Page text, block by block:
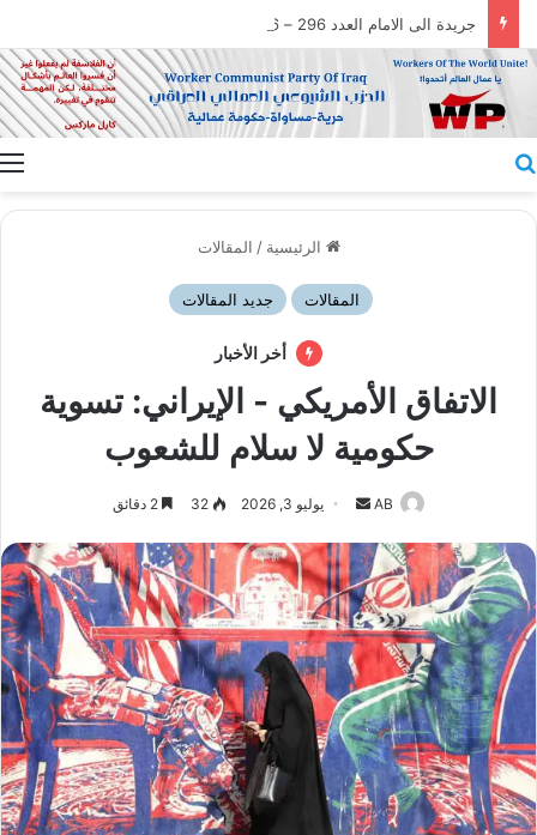
جريدة الى الامام العدد 296 – 28/07/2026
الرئيسية / المقالات
المقالات جديد المقالات
أخر الأخبار
الاتفاق الأمريكي - الإيراني: تسوية
حكومية لا سلام للشعوب
AB
أرسل
إلكترونيا
يوليو 3, 2026 32